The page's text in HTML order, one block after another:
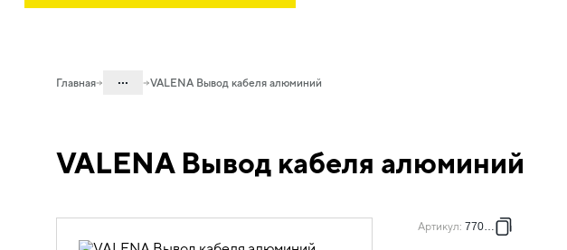
Главная ...
06. Изделия электроустановочные,
удлинители и силовые разъемы
изделия скрытого монтажа VALENA
VALENA Вывод кабеля алюминий
VALENA Вывод кабеля алюминий
Артикул: 770147